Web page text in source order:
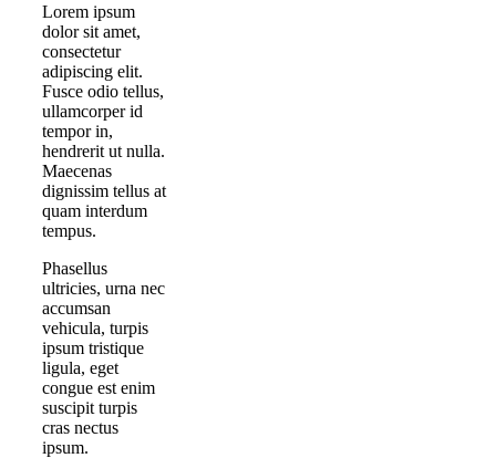
Lorem ipsum
dolor sit amet,
consectetur
adipiscing elit.
Fusce odio tellus,
ullamcorper id
tempor in,
hendrerit ut nulla.
Maecenas
dignissim tellus at
quam interdum
tempus.
Phasellus
ultricies, urna nec
accumsan
vehicula, turpis
ipsum tristique
ligula, eget
congue est enim
suscipit turpis
cras nectus
ipsum.